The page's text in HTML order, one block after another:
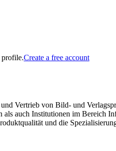
profile.Create a free account
Vertrieb von Bild- und
auch Institutionen im Bereich
und die